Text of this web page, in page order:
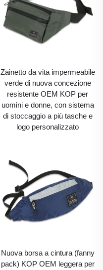
Zainetto da vita impermeabile
verde di nuova concezione
resistente OEM KOP per
uomini e donne, con sistema
di stoccaggio a più tasche e
logo personalizzato
Nuova borsa a cintura (fanny
pack) KOP OEM leggera per